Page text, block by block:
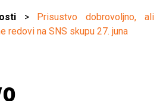
> Prisustvo dobrovoljno, ali
redovi na SNS skupu 27. juna